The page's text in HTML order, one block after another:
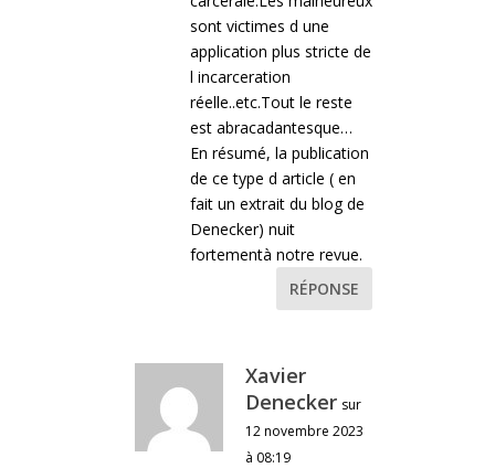
sont victimes d une
application plus stricte de
l incarceration
réelle..etc.Tout le reste
est abracadantesque…
En résumé, la publication
de ce type d article ( en
fait un extrait du blog de
Denecker) nuit
fortementà notre revue.
RÉPONSE
Xavier
Denecker sur
12 novembre 2023
à 08:19